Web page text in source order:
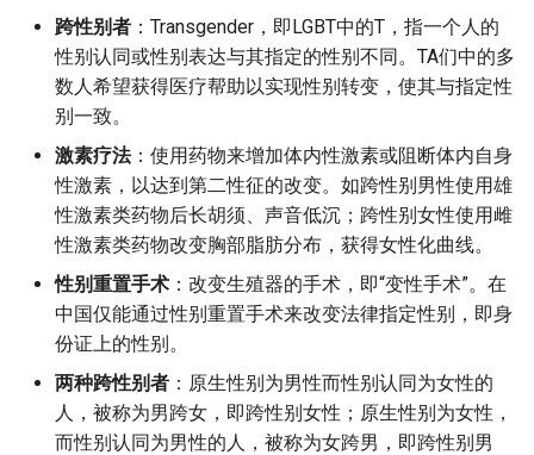
跨性别者 ：Transgender，即LGBT中的T，指一个人的
性别认同或性别表达与其指定的性别不同。TA们中的多
数人希望获得医疗帮助以实现性别转变，使其与指定性
别一致。
激素疗法：使用药物来增加体内性激素或阻断体内自身
性激素，以达到第二性征的改变。如跨性别男性使用雄
性激素类药物后长胡须、声音低沉；跨性别女性使用雌
性激素类药物改变胸部脂肪分布，获得女性化曲线。
性别重置手术 ：改变生殖器的手术，即“变性手术”。在
中国仅能通过性别重置手术来改变法律指定性别，即身
份证上的性别。
两种跨性别者 ：原生性别为男性而性别认同为女性的
人，被称为男跨女，即跨性别女性；原生性别为女性，
而性别认同为男性的人，被称为女跨男，即跨性别男